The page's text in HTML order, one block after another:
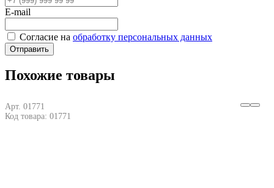
E-mail
Согласие на обработку персональных данных
Отправить
Похожие товары
Арт. 01771
Код товара: 01771